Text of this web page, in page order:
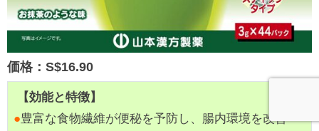
価格：S$16.90
【効能と特徴】
●豊富な食物繊維が便秘を予防し、腸内環境を改善